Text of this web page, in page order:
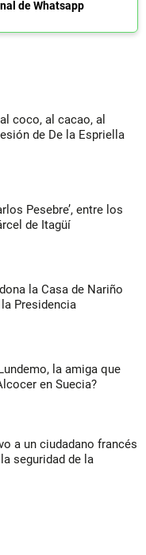
de Whatsapp
coco, al cacao, al
de De la Espriella
Pesebre’, entre los
de Itagüí
la Casa de Nariño
Presidencia
la amiga que
en Suecia?
a un ciudadano francés
seguridad de la